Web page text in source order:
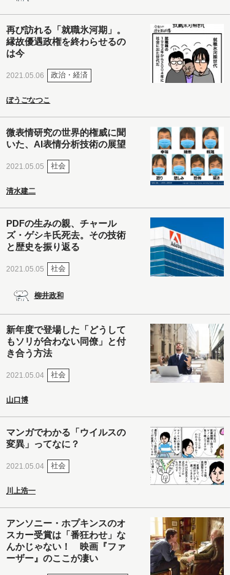
再び訪れる「就職氷河期」。
縁故優遇政権を終わらせるの
は今
2021.05.06 政治・経済
ぼうごなつこ
微表情研究の世界的権威に聞
いた、AI表情分析技術の展望
2021.05.05 社会
清水建二
PDFの生みの親、チャール
ズ・ゲシキ氏死去。その技術
と歴史を振り返る
2021.05.05 社会
柳井政和
新年度で登場した「どうして
もソリが合わない同僚」と付
き合う方法
2021.05.04 社会
山口博
マンガでわかる「ウイルスの
変異」ってなに？
2021.05.04 社会
川上浩一
アンソニー・ホプキンスのオ
スカー受賞は「番狂わせ」な
んかじゃない！ 映画『ファ
ーザー』のここが凄い